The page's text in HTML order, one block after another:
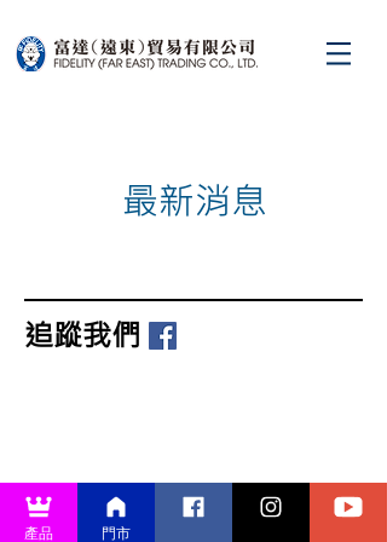
最新消息
追蹤我們
產品 門市